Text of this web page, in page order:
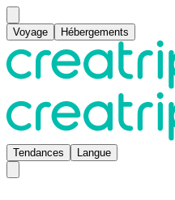
Voyage Hébergements
Tendances Langue